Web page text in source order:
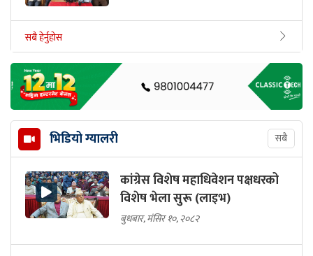
सबै हेर्नुहोस
भिडियो ग्यालरी सबै
कांग्रेस विशेष महाधिवेशन पक्षधरको
विशेष भेला सुरू (लाइभ)
बुधबार, मंसिर १०, २०८२